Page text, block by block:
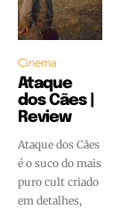
Cinema
Ataque
dos Cães |
Review
Ataque dos Cães
é o suco do mais
puro cult criado
em detalhes,